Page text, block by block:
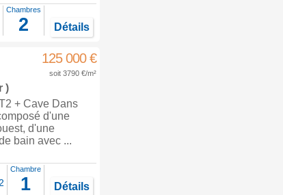
Chambres
2 Détails
125 000 €
soit 3790 €/m²
)
+ Cave Dans
d'une
d'une
bain avec ...
2
Chambre
1 Détails